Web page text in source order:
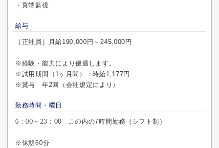
・翼端監視
給与
［正社員］月給190,000円～245,000円
※経験・能力により優遇します。
※試用期間（1ヶ月間）：時給1,177円
※賞与 年2回（会社規定により）
勤務時間・曜日
6：00～23：00 この内の7時間勤務（シフト制）
※休憩60分